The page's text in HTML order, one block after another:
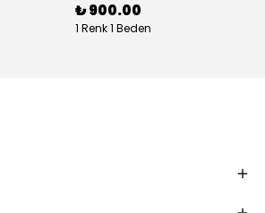
₺ 900.00
1 Renk 1 Beden